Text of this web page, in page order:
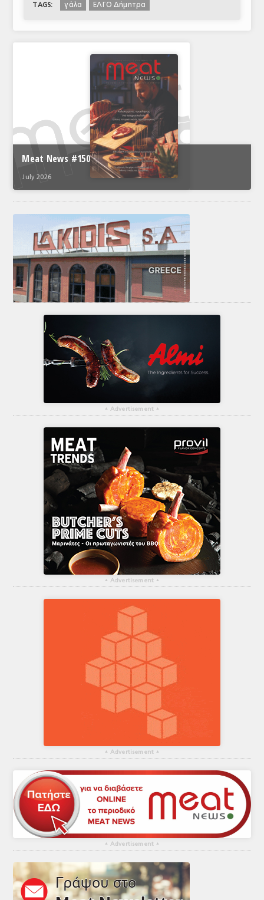
TAGS: γάλα ΕΛΓΟ Δήμητρα
Meat News #150
July 2026
▴ Advertisement ▴
▴ Advertisement ▴
▴ Advertisement ▴
▴ Advertisement ▴